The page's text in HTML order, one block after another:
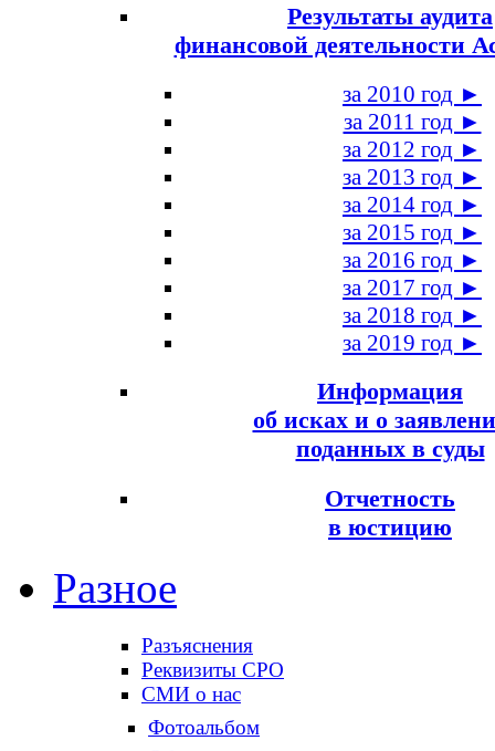
Результаты аудита
финансовой деятельности
за 2010 год ►
за 2011 год ►
за 2012 год ►
за 2013 год ►
за 2014 год ►
за 2015 год ►
за 2016 год ►
за 2017 год ►
за 2018 год ►
за 2019 год ►
Информация
об исках и о
поданных в суды
Отчетность
в юстицию
Разное
Разъяснения
Реквизиты СРО
СМИ о нас
Фотоальбом